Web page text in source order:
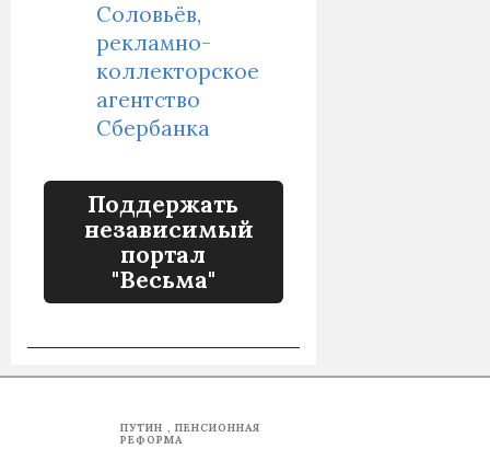
Соловьёв,
рекламно-
коллекторское
агентство
Сбербанка
Поддержать
независимый
портал
"Весьма"
ПУТИН
ПЕНСИОННАЯ
РЕФОРМА